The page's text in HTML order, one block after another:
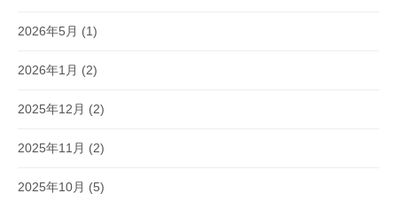
2026年5月 (1)
2026年1月 (2)
2025年12月 (2)
2025年11月 (2)
2025年10月 (5)